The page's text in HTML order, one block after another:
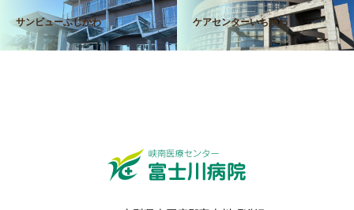
サンビューふじかわ ケアセンターいちかわ